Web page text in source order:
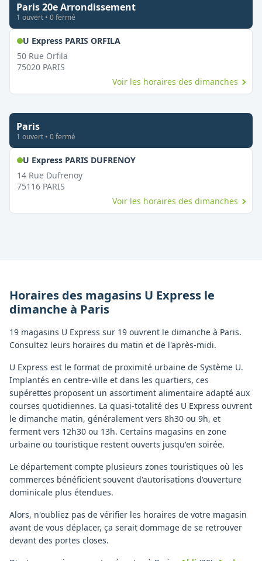
Paris 20e Arrondissement
1 ouvert • 0fermé
U Express PARIS ORFILA,
50 Rue Orfila
75020 PARIS
Voir les horaires des dimanches
Paris
1 ouvert • 0fermé
U Express PARIS DUFRENOY,
14 Rue Dufrenoy
75116 PARIS
Voir les horaires des dimanches
Horaires des magasins U Express le
dimanche à Paris
19 magasins U Express sur 19 ouvrent le dimanche à Paris.
Consultez leurs horaires du matin et de l'après-midi.
U Express est le format de proximité urbaine de Système U.
Implantés en centre-ville et dans les quartiers, ces
supérettes proposent un assortiment alimentaire adapté aux
courses quotidiennes. La quasi-totalité des U Express ouvrent
le dimanche matin, généralement vers 8h30 ou 9h, et
ferment vers 12h30 ou 13h. Certains magasins en zone
urbaine ou touristique restent ouverts jusqu'en soirée.
Le département compte plusieurs zones touristiques où les
commerces bénéficient souvent d'autorisations d'ouverture
dominicale plus étendues.
Alors, n'oubliez pas de vérifier les horaires de votre magasin
avant de vous déplacer, ça serait dommage de se retrouver
devant des portes closes.